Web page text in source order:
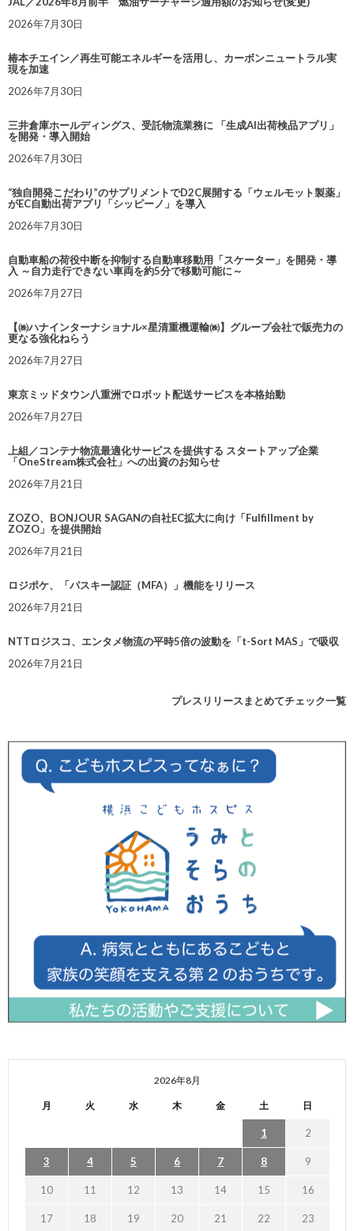
2026年7月30日
椿本チエイン／再生可能エネルギーを活用し、カーボンニュートラル実
現を加速
2026年7月30日
三井倉庫ホールディングス、受託物流業務に 「生成AI出荷検品アプリ」
を開発・導入開始
2026年7月30日
“独自開発こだわり”のサプリメントでD2C展開する「ウェルモット製薬」
がEC自動出荷アプリ「シッピーノ」を導入
2026年7月30日
自動車船の荷役中断を抑制する自動車移動用「スケーター」を開発・導
入 ～自力走行できない車両を約5分で移動可能に～
2026年7月27日
【㈱ハナインターナショナル×星清重機運輸㈱】グループ会社で販売力の
更なる強化ねらう
2026年7月27日
東京ミッドタウン八重洲でロボット配送サービスを本格始動
2026年7月27日
上組／コンテナ物流最適化サービスを提供する スタートアップ企業
「OneStream株式会社」への出資のお知らせ
2026年7月21日
ZOZO、BONJOUR SAGANの自社EC拡大に向け「Fulfillment by
ZOZO」を提供開始
2026年7月21日
ロジポケ、「パスキー認証（MFA）」機能をリリース
2026年7月21日
NTTロジスコ、エンタメ物流の平時5倍の波動を「t-Sort MAS」で吸収
2026年7月21日
プレスリリースまとめてチェック一覧
2026年8月
月 火 水 木 金 土 日
1 2
3 4 5 6 7 8 9
10 11 12 13 14 15 16
17 18 19 20 21 22 23